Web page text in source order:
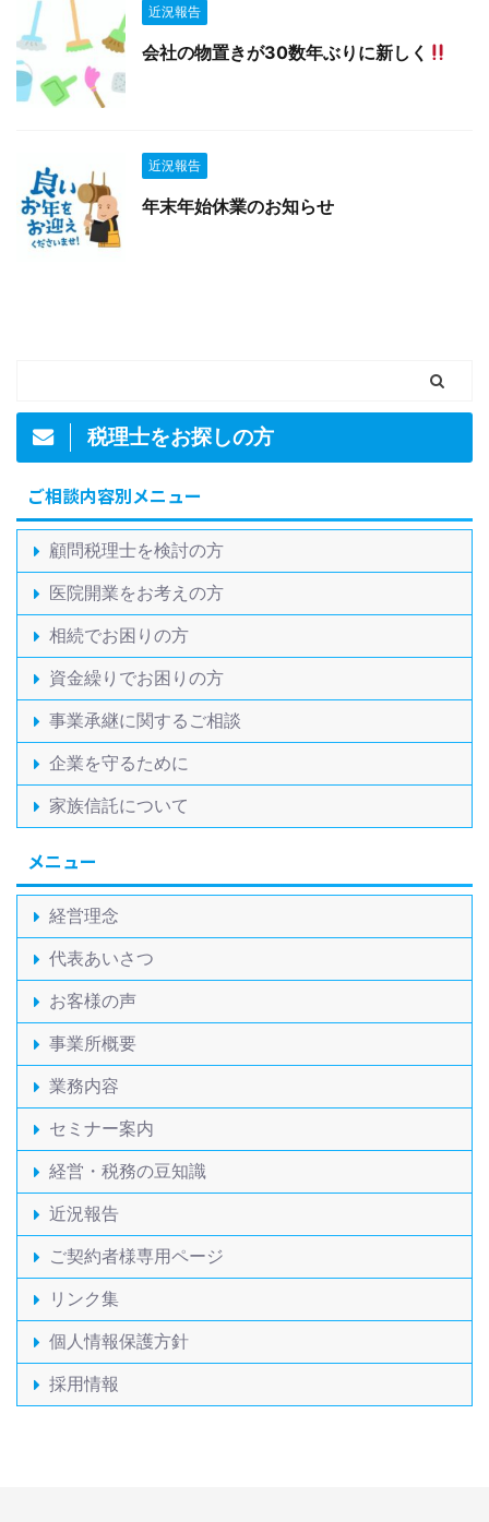
近況報告
会社の物置きが30数年ぶりに新しく
近況報告
年末年始休業のお知らせ
税理士をお探しの方
ご相談内容別メニュー
顧問税理士を検討の方
医院開業をお考えの方
相続でお困りの方
資金繰りでお困りの方
事業承継に関するご相談
企業を守るために
家族信託について
メニュー
経営理念
代表あいさつ
お客様の声
事業所概要
業務内容
セミナー案内
経営・税務の豆知識
近況報告
ご契約者様専用ページ
リンク集
個人情報保護方針
採用情報